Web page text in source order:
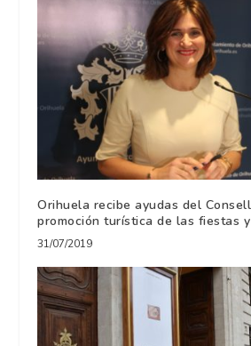
Orihuela recibe ayudas del
promoción turística de las fiestas
31/07/2019